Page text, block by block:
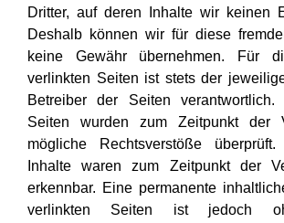
Dritter, auf deren Inhalte wir keinen
Deshalb können wir für diese
keine Gewähr übernehmen. Für
verlinkten Seiten ist stets der
Betreiber der Seiten
Seiten wurden zum Zeitpunkt der
mögliche Rechtsverstöße überprüft.
Inhalte waren zum Zeitpunkt der
erkennbar. Eine permanente
verlinkten Seiten ist jedoch